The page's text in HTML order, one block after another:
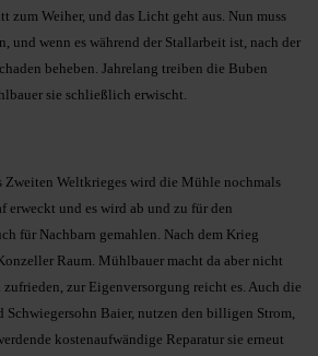
zum Weiher, und das Licht geht aus. Nun muss
und wenn es während der Stallarbeit ist, nach der
beheben. Jahrelang treiben die Buben
sie schließlich erwischt.
Zweiten Weltkrieges wird die Mühle nochmals
erweckt und es wird ab und zu für den
für Nachbarn gemahlen. Nach dem Krieg
Raum. Mühlbauer macht da aber nicht
zur Eigenversorgung reicht es. Auch die
Schwiegersohn Baier, nutzen den billigen Strom,
kostenaufwändige Reparatur sie erneut